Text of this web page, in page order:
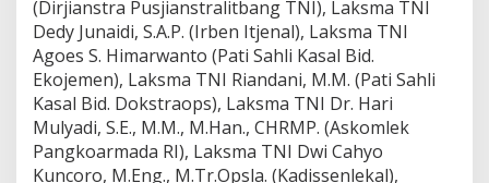
(Dirjianstra Pusjianstralitbang TNI), Laksma TNI
Dedy Junaidi, S.A.P. (Irben Itjenal), Laksma TNI
Agoes S. Himarwanto (Pati Sahli Kasal Bid.
Ekojemen), Laksma TNI Riandani, M.M. (Pati Sahli
Kasal Bid. Dokstraops), Laksma TNI Dr. Hari
Mulyadi, S.E., M.M., M.Han., CHRMP. (Askomlek
Pangkoarmada RI), Laksma TNI Dwi Cahyo
Kuncoro, M.Eng., M.Tr.Opsla. (Kadissenlekal),